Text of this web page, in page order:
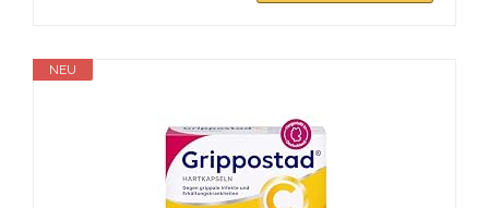
NEU